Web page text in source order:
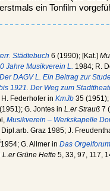
ein Tonfilm
Städtebuch 6 (1990); [Kat.]
Jahre Musikverein L. 1984; R.
Der DAGV L. Ein Beitrag zur
1921. Der Weg zum
Federhofer in KmJb 35
G. Jontes in L.er Strauß 7
Musikverein – Werkskapelle
Dipl.arb. Graz 1985; J.
1954; G. Allmer in Das Orgelforum
L.er Grüne Hefte 5, 33, 97, 117,